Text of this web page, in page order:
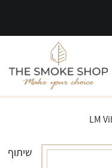
שיתוף